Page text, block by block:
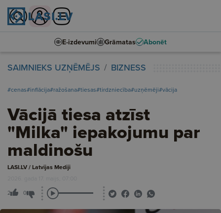
E-izdevumi Grāmatas Abonēt
SAIMNIEKS UZŅĒMĒJS BIZNESS
#cenas#inflācija#ražošana#tiesas#tirdzniecība#uzņēmēji#vācija
Vācijā tiesa atzīst
"Milka" iepakojumu par
maldinošu
LASI.LV / Latvijas Mediji
2026. gada 17. maijs, 07:00
2 0